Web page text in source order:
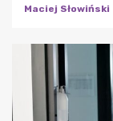
Maciej Słowiński